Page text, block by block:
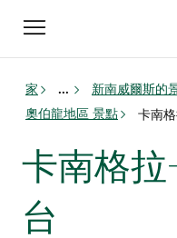
Toggle
navigation
家 ... 新南威爾斯的
奧伯龍地區 景點
卡南
卡南格拉
台